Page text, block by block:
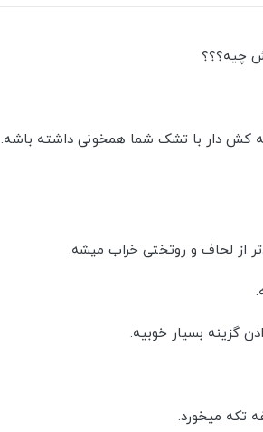
چیه؟؟؟
کش دار با تشک شما همخونی داشته باشه.
از لحاف و روتختی خراب میشه.
گزینه بسیار خوبیه.
تکه میخورد.